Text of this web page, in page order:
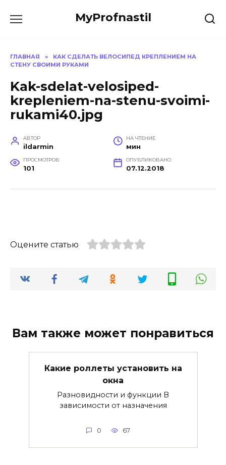
MyProfnastil
ГЛАВНАЯ »
КАК СДЕЛАТЬ ВЕЛОСИПЕД КРЕПЛЕНИЕМ НА
СТЕНУ СВОИМИ РУКАМИ
Kak-sdelat-velosiped-
krepleniem-na-stenu-svoimi-
rukami40.jpg
АВТОР
ildarmin
НА ЧТЕНИЕ
мин
ПРОСМОТРОВ
101
ОПУБЛИКОВАНО
07.12.2018
Оцените статью
Вам также может понравиться
Какие роллеты установить на
окна
Разновидности и функции В
зависимости от назначения
0 67